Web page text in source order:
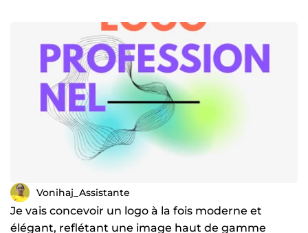
Vonihaj_Assistante
Je vais concevoir un logo à la fois moderne et
élégant, reflétant une image haut de gamme